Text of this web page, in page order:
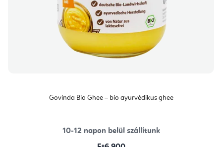
Govinda Bio Ghee – bio ayurvédikus ghee
10-12 napon belül szállítunk